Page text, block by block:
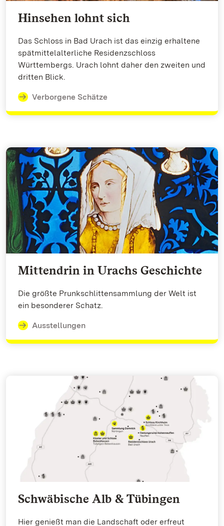
Hinsehen lohnt sich
Das Schloss in Bad Urach ist das einzig erhaltene
spätmittelalterliche Residenzschloss
Württembergs. Urach lohnt daher den zweiten und
dritten Blick.
Verborgene Schätze
Mittendrin in Urachs Geschichte
Die größte Prunkschlittensammlung der Welt ist
ein besonderer Schatz.
Ausstellungen
Schwäbische Alb & Tübingen
Hier genießt man die Landschaft oder erfreut